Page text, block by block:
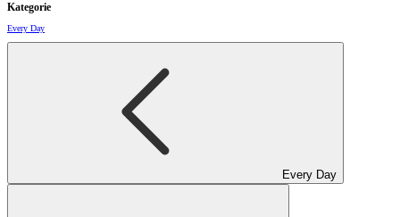
Kategorie
Every Day
Every Day